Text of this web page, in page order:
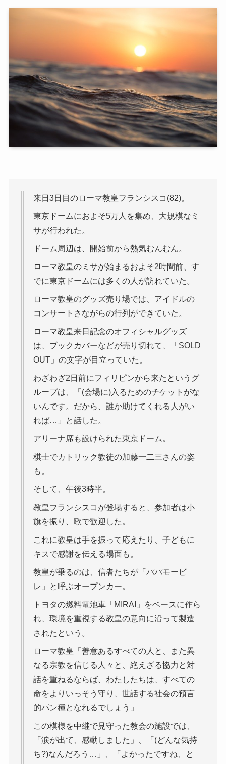
来日3日目のローマ教皇フランシスコ(82)。
東京ドームにおよそ5万人を集め、大規模なミ
サが行われた。
ドーム周辺は、開始前から熱気むんむん。
ローマ教皇のミサが始まるおよそ2時間前、す
でに東京ドームには多くの人が訪れていた。
ローマ教皇のグッズ売り場では、アイドルの
コンサートさながらの行列ができていた。
ローマ教皇来日記念のオフィシャルグッズ
は、ブックカバーなどが売り切れて、「SOLD
OUT」の文字が目立っていた。
わざわざ2日前にフィリピンから来たというグ
ループは、「(会場に)入るためのチケットがな
いんです。だから、誰か助けてくれる人がい
れば…」と話した。
アリーナ席も設けられた東京ドーム。
棋士でカトリック教徒の加藤一二三さんの姿
も。
そして、午後3時半。
教皇フランシスコが登場すると、参加者は小
旗を振り、歌で歓迎した。
これに教皇は手を振って応えたり、子どもに
キスで感謝を伝える場面も。
教皇が乗るのは、信者たちが「パパモービ
レ」と呼ぶオープンカー。
トヨタの燃料電池車「MIRAI」をベースに作ら
れ、環境を重視する教皇の意向に沿って製造
されたという。
ローマ教皇「善意あるすべての人と、また異
なる宗教を信じる人々と、絶えざる協力と対
話を重ねるならば、わたしたちは、すべての
命をよりいっそう守り、世話する社会の預言
的パン種となれるでしょう」
この模様を中継で見守った教会の施設では、
「涙が出て、感動しました」、「(どんな気持
ち?)なんだろう…」、「よかったですね、と